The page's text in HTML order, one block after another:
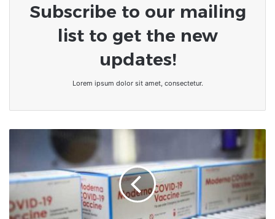
Subscribe to our mailing
list to get the new
updates!
Lorem ipsum dolor sit amet, consectetur.
donne
son
homologation
d'urgence